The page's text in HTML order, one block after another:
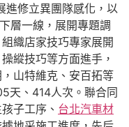
進修立異團隊感化，以
層一線，展開專題調
織店家技巧專家展開
縱技巧等方面進手，
山特維克、安百拓等
天、414人次。聯合同
子工序、 台北汽車材